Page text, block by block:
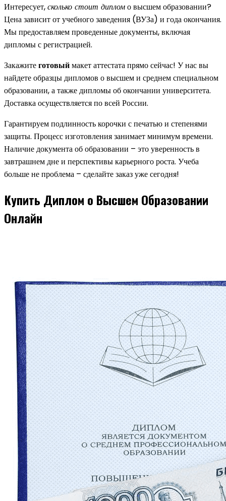
Интересует,сколько стоит дипломо высшем образовании?
Цена зависит от учебного заведения (ВУЗа) и года окончания.
Мы предоставляем проведенные документы, включая
дипломы с регистрацией.
Закажитеготовыймакет аттестата прямо сейчас! У нас вы
найдете образцы дипломов о высшем и среднем специальном
образовании, а также дипломы об окончании университета.
Доставка осуществляется по всей России.
Гарантируем подлинность корочки с печатью и степенями
защиты. Процесс изготовления занимает минимум времени.
Наличие документа об образовании – это уверенность в
завтрашнем дне и перспективы карьерного роста. Учеба
больше не проблема – сделайте заказ уже сегодня!
Купить Диплом о Высшем Образовании
Онлайн